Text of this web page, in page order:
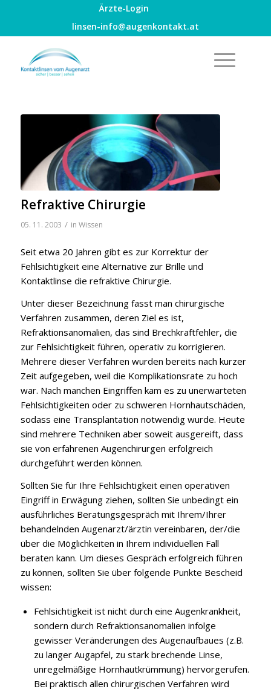
Ärzte-Login
linsen-info@augenkontakt.at
Refraktive Chirurgie
05. 11. 2003 / in Wissen
Seit etwa 20 Jahren gibt es zur Korrektur der
Fehlsichtigkeit eine Alternative zur Brille und
Kontaktlinse die refraktive Chirurgie.
Unter dieser Bezeichnung fasst man chirurgische
Verfahren zusammen, deren Ziel es ist,
Refraktionsanomalien, das sind Brechkraftfehler, die
zur Fehlsichtigkeit führen, operativ zu korrigieren.
Mehrere dieser Verfahren wurden bereits nach kurzer
Zeit aufgegeben, weil die Komplikationsrate zu hoch
war. Nach manchen Eingriffen kam es zu unerwarteten
Fehlsichtigkeiten oder zu schweren Hornhautschäden,
sodass eine Transplantation notwendig wurde. Heute
sind mehrere Techniken aber soweit ausgereift, dass
sie von erfahrenen Augenchirurgen erfolgreich
durchgeführt werden können.
Sollten Sie für Ihre Fehlsichtigkeit einen operativen
Eingriff in Erwägung ziehen, sollten Sie unbedingt ein
ausführliches Beratungsgespräch mit Ihrem/Ihrer
behandelnden Augenarzt/ärztin vereinbaren, der/die
über die Möglichkeiten in Ihrem individuellen Fall
beraten kann. Um dieses Gespräch erfolgreich führen
zu können, sollten Sie über folgende Punkte Bescheid
wissen:
Fehlsichtigkeit ist nicht durch eine Augenkrankheit,
sondern durch Refraktionsanomalien infolge
gewisser Veränderungen des Augenaufbaues (z.B.
zu langer Augapfel, zu stark brechende Linse,
unregelmäßige Hornhautkrümmung) hervorgerufen.
Bei praktisch allen chirurgischen Verfahren wird